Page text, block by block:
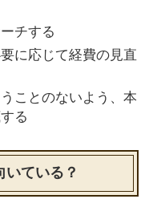
チする
に応じて経費の見直
ことのないよう、本
る
ている？